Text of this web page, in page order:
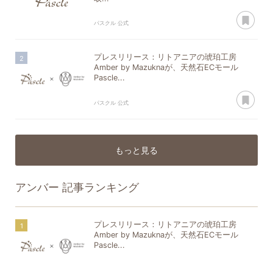
パスクル 公式
プレスリリース：リトアニアの琥珀工房
Amber by Mazuknaが、天然石ECモール
Pascle...
パスクル 公式
もっと見る
アンバー 記事ランキング
プレスリリース：リトアニアの琥珀工房
Amber by Mazuknaが、天然石ECモール
Pascle...